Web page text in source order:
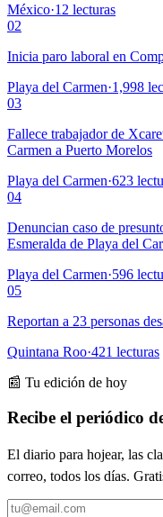
México·12 lecturas
02
Inicia paro laboral en
Playa del Carmen·1,998
03
Fallece trabajador de
Carmen a Puerto Morelos
Playa del Carmen·623
04
Denuncian caso de
Esmeralda de Playa del
Playa del Carmen·596
05
Reportan a 23 personas
Quintana Roo·421 lecturas
📰 Tu edición de hoy
Recibe el periódico
El diario para hojear, las
correo, todos los días.